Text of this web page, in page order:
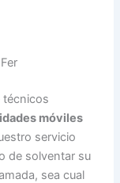
técnicos
móviles
servicio
de solventar su
sea cual